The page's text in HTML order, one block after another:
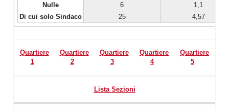
Nulle
6
1,1
Di cui solo Sindaco
25 4,57
Quartiere
1
Quartiere
2
Quartiere
3
Quartiere
4
Quartiere
5
Lista Sezioni